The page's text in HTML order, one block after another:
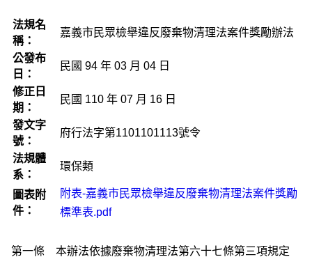
法規名
稱：
嘉義市民眾檢舉違反廢棄物清理法案件獎勵辦法
公發布
日：
民國 94 年 03 月 04 日
修正日
期：
民國 110 年 07 月 16 日
發文字
號：
府行法字第1101101113號令
法規體
系：
環保類
圖表附
件：
附表-嘉義市民眾檢舉違反廢棄物清理法案件獎勵
標準表.pdf
第一條 本辦法依據廢棄物清理法第六十七條第三項規定